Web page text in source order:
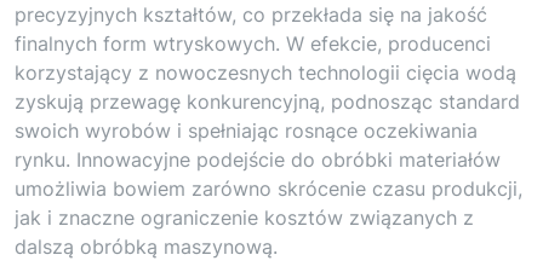
precyzyjnych kształtów, co przekłada się na jakość
finalnych form wtryskowych. W efekcie, producenci
korzystający z nowoczesnych technologii cięcia wodą
zyskują przewagę konkurencyjną, podnosząc standard
swoich wyrobów i spełniając rosnące oczekiwania
rynku. Innowacyjne podejście do obróbki materiałów
umożliwia bowiem zarówno skrócenie czasu produkcji,
jak i znaczne ograniczenie kosztów związanych z
dalszą obróbką maszynową.